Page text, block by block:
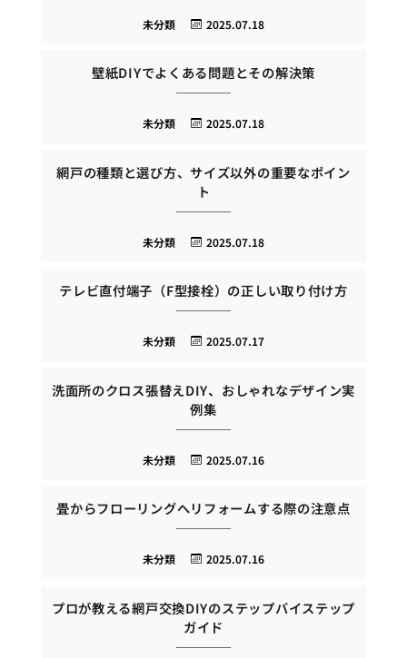
2025.07.18
未分類
壁紙DIYでよくある問題とその解決策
2025.07.18
未分類
網戸の種類と選び方、サイズ以外の重要なポイン
ト
2025.07.18
未分類
テレビ直付端子（F型接栓）の正しい取り付け方
2025.07.17
未分類
洗面所のクロス張替えDIY、おしゃれなデザイン実
例集
2025.07.16
未分類
畳からフローリングへリフォームする際の注意点
2025.07.16
未分類
プロが教える網戸交換DIYのステップバイステップ
ガイド